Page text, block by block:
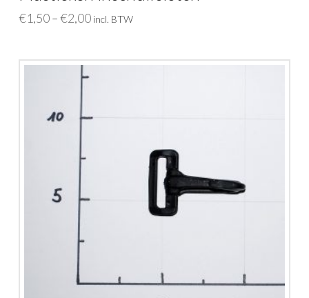
€1,50–€2,00 incl. BTW